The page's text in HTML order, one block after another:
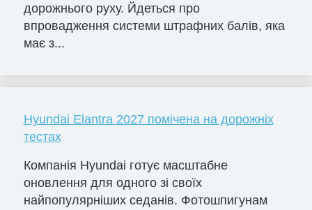
дорожнього руху. Йдеться про
впровадження системи штрафних балів, яка
має з...
Hyundai Elantra 2027 помічена на дорожніх
тестах
Компанія Hyundai готує масштабне
оновлення для одного зі своїх
найпопулярніших седанів. Фотошпигунам